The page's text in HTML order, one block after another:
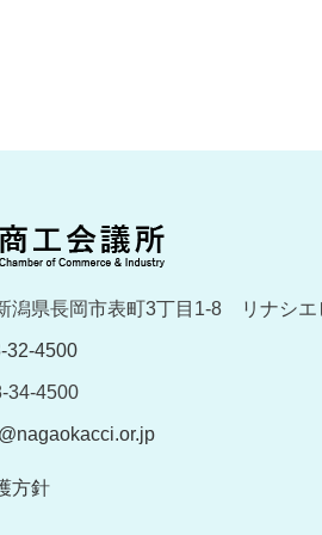
県長岡市表町3丁目1-8 リナシエ
32-4500
34-4500
方針